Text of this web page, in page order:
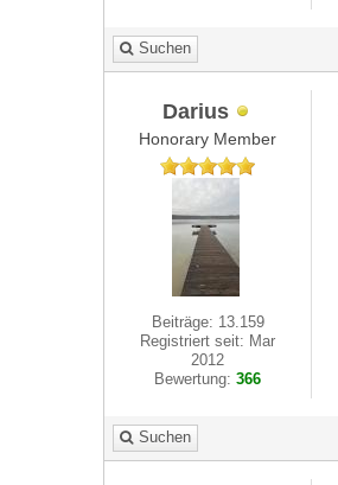
Suchen
Darius
Honorary Member
Beiträge: 13.159
Registriert seit: Mar
2012
Bewertung:366
Suchen